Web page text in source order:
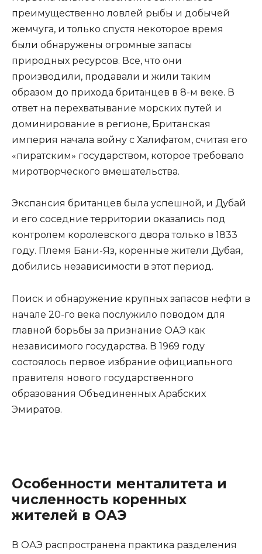
преимущественно ловлей рыбы и добычей
жемчуга, и только спустя некоторое время
были обнаружены огромные запасы
природных ресурсов. Все, что они
производили, продавали и жили таким
образом до прихода британцев в 8-м веке. В
ответ на перехватывание морских путей и
доминирование в регионе, Британская
империя начала войну с Халифатом, считая его
«пиратским» государством, которое требовало
миротворческого вмешательства.
Экспансия британцев была успешной, и Дубай
и его соседние территории оказались под
контролем королевского двора только в 1833
году. Племя Бани-Яз, коренные жители Дубая,
добились независимости в этот период.
Поиск и обнаружение крупных запасов нефти в
начале 20-го века послужило поводом для
главной борьбы за признание ОАЭ как
независимого государства. В 1969 году
состоялось первое избрание официального
правителя нового государственного
образования Объединенных Арабских
Эмиратов.
Особенности менталитета и
численность коренных
жителей в ОАЭ
В ОАЭ распространена практика разделения